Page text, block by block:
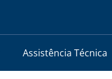
Assistência Técnica